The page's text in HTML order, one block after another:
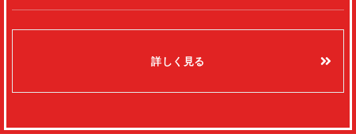
詳しく見る